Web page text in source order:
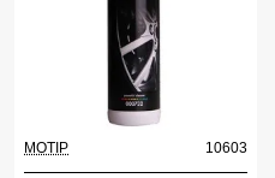
MOTIP 10603